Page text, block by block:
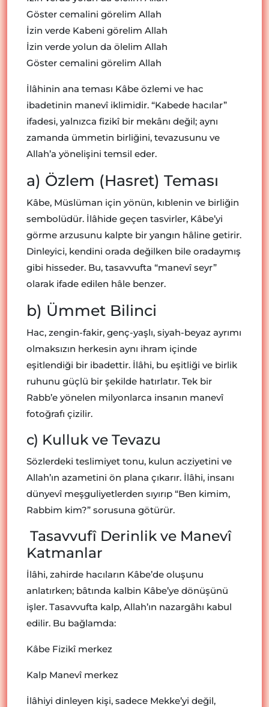
Göster cemalini görelim Allah
İzin verde Kabeni görelim Allah
İzin verde yolun da ölelim Allah
Göster cemalini görelim Allah
İlâhinin ana teması Kâbe özlemi ve hac
ibadetinin manevî iklimidir. “Kabede hacılar”
ifadesi, yalnızca fizikî bir mekânı değil; aynı
zamanda ümmetin birliğini, tevazusunu ve
Allah’a yönelişini temsil eder.
a) Özlem (Hasret) Teması
Kâbe, Müslüman için yönün, kıblenin ve birliğin
sembolüdür. İlâhide geçen tasvirler, Kâbe’yi
görme arzusunu kalpte bir yangın hâline getirir.
Dinleyici, kendini orada değilken bile oradaymış
gibi hisseder. Bu, tasavvufta “manevî seyr”
olarak ifade edilen hâle benzer.
b) Ümmet Bilinci
Hac, zengin-fakir, genç-yaşlı, siyah-beyaz ayrımı
olmaksızın herkesin aynı ihram içinde
eşitlendiği bir ibadettir. İlâhi, bu eşitliği ve birlik
ruhunu güçlü bir şekilde hatırlatır. Tek bir
Rabb’e yönelen milyonlarca insanın manevî
fotoğrafı çizilir.
c) Kulluk ve Tevazu
Sözlerdeki teslimiyet tonu, kulun acziyetini ve
Allah’ın azametini ön plana çıkarır. İlâhi, insanı
dünyevî meşguliyetlerden sıyırıp “Ben kimim,
Rabbim kim?” sorusuna götürür.
Tasavvufî Derinlik ve Manevî
Katmanlar
İlâhi, zahirde hacıların Kâbe’de oluşunu
anlatırken; bâtında kalbin Kâbe’ye dönüşünü
işler. Tasavvufta kalp, Allah’ın nazargâhı kabul
edilir. Bu bağlamda:
Kâbe Fizikî merkez
Kalp Manevî merkez
İlâhiyi dinleyen kişi, sadece Mekke’yi değil,